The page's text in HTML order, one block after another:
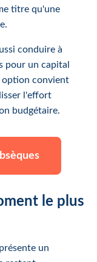
titre qu'une
conduire à
pour un capital
option convient
l'effort
budgétaire.
le plus
un